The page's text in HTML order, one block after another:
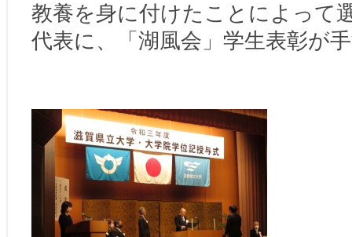
教養を身に付けたことによって
代表に、「湖風会」学生表彰が